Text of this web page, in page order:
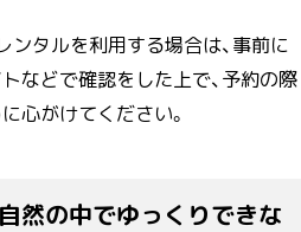
ンタルを利用する場合は、事前に
などで確認をした上で、予約の際
心がけてください。
然の中でゆっくりできな